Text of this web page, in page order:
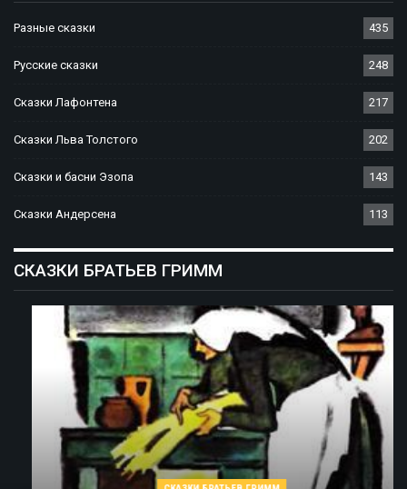
Разные сказки 435
Русские сказки 248
Сказки Лафонтена 217
Сказки Льва Толстого 202
Сказки и басни Эзопа 143
Сказки Андерсена 113
СКАЗКИ БРАТЬЕВ ГРИММ